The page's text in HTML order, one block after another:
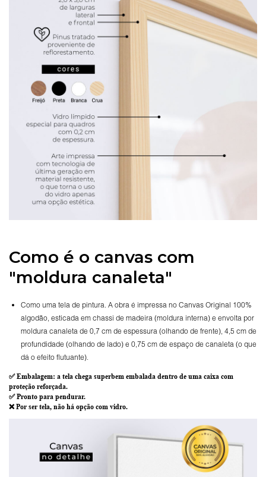
Como é o canvas com
"moldura canaleta"
Como uma tela de pintura. A obra é impressa no Canvas Original 100%
algodão, esticada em chassi de madeira (moldura interna) e envolta por
moldura canaleta de 0,7 cm de espessura (olhando de frente), 4,5 cm de
profundidade (olhando de lado) e 0,75 cm de espaço de canaleta (o que
dá o efeito flutuante).
✅Embalagem: a tela chega superbem embalada dentro de uma caixa com
proteção reforçada.
✅Pronto para pendurar.
❌ Por ser tela, não há opção com vidro.